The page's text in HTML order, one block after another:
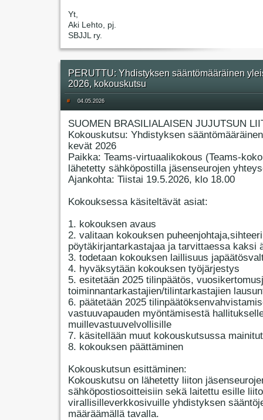
Yt,
Aki Lehto, pj.
SBJJL ry.
PERUTTU: Yhdistyksen sääntömääräinen
2026, kokouskutsu
# 04.05.2026
SUOMEN BRASILIALAISEN JUJUTSUN
Kokouskutsu: Yhdistyksen
kevät 2026
Paikka: Teams-virtuaalikokous (Teams-
lähetetty sähköpostilla jäsenseurojen
Ajankohta: Tiistai 19.5.2026, klo 18.00
Kokouksessa käsiteltävät asiat:
1. kokouksen avaus
2. valitaan kokouksen
pöytäkirjantarkastajaa ja tarvittaessa kaksi
3. todetaan kokouksen laillisuus
4. hyväksytään kokouksen työjärjestys
5. esitetään 2025 tilinpäätös,
toiminnantarkastajien/tilintarkastajien
6. päätetään 2025
vastuuvapauden myöntämisestä
muillevastuuvelvollisille
7. käsitellään muut kokouskutsussa
8. kokouksen päättäminen
Kokouskutsun esittäminen:
Kokouskutsu on lähetetty liiton
sähköpostiosoitteisiin sekä laitettu esille
virallisilleverkkosivuille yhdistyksen
määräämällä tavalla.